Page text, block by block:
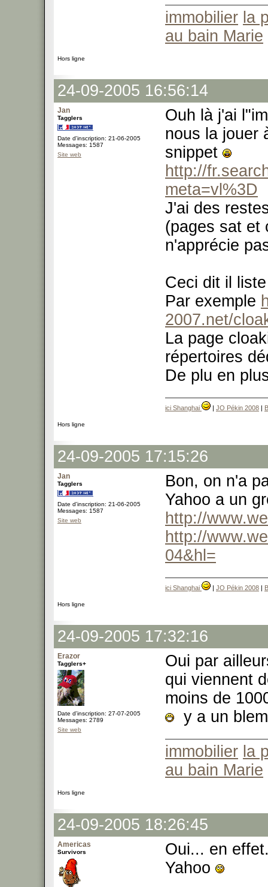
immobilier la
au bain Marie
Hors ligne
24-09-2005 16:56:14
Jan
Tagglers
Date d'inscription: 21-06-2005
Messages: 1587
Site web
Ouh là j'ai
nous la jouer
snippet
http://
meta=vl%3D
J'ai des
(pages sat et
n'apprécie
Ceci dit il
Par exemple
2007.net/
La page
répertoires
De plu en
ici Shanghai | JO Pékin 2008 |
Hors ligne
24-09-2005 17:15:26
Jan
Tagglers
Date d'inscription: 21-06-2005
Messages: 1587
Site web
Bon, on n'a
Yahoo a un
http://
http://
04&hl=
ici Shanghai | JO Pékin 2008 |
Hors ligne
24-09-2005 17:32:16
Erazor
Tagglers+
Date d'inscription: 27-07-2005
Messages: 2789
Site web
Oui par
qui viennent
moins de
y a un
immobilier la
au bain Marie
Hors ligne
24-09-2005 18:26:45
Americas
Survivors
Oui... en
Yahoo